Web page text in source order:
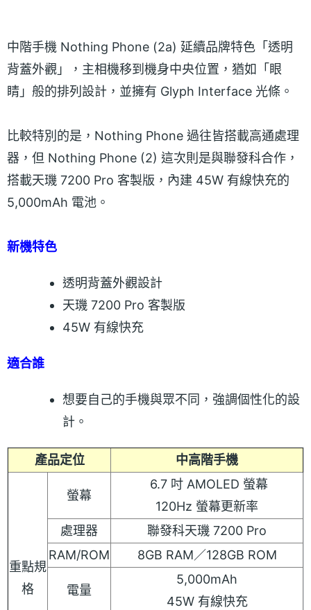
中階手機 Nothing Phone (2a) 延續品牌特色「透明
背蓋外觀」，主相機移到機身中央位置，猶如「眼
睛」般的排列設計，並擁有 Glyph Interface 光條。
比較特別的是，Nothing Phone 過往皆搭載高通處理
器，但 Nothing Phone (2) 這次則是與聯發科合作，
搭載天璣 7200 Pro 客製版，內建 45W 有線快充的
5,000mAh 電池。
新機特色
透明背蓋外觀設計
天璣 7200 Pro 客製版
45W 有線快充
適合誰
想要自己的手機與眾不同，強調個性化的設
計。
產品定位 中高階手機
重點規
格
螢幕
6.7 吋 AMOLED 螢幕
120Hz 螢幕更新率
處理器
聯發科天璣 7200 Pro
RAM/ROM
8GB RAM／128GB ROM
電量
5,000mAh
45W 有線快充